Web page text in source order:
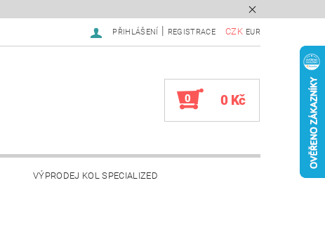
CZK EUR
PŘIHLÁŠENÍ REGISTRACE
0 0 Kč
VÝPRODEJ KOL SPECIALIZED